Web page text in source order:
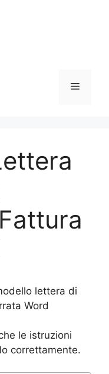
Menu
lettera di
Word
le istruzioni
correttamente.